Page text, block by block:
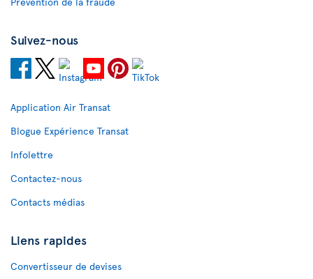
Suivez-nous
Application Air Transat
Blogue Expérience Transat
Infolettre
Contactez-nous
Contacts médias
Liens rapides
Convertisseur de devises